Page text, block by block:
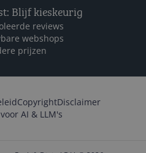
Blijf kieskeurig
reviews
webshops
prijzen
CopyrightDisclaimer
AI & LLM's